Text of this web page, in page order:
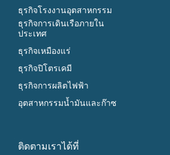
ธุรกิจโรงงานอุตสาหกรรม
ธุรกิจการเดินเรือภายใน
ประเทศ
ธุรกิจเหมืองแร่
ธุรกิจปิโตรเคมี
ธุรกิจการผลิตไฟฟ้า
อุตสาหกรรมน้ำมันและก๊าซ
ติดตามเราได้ที่